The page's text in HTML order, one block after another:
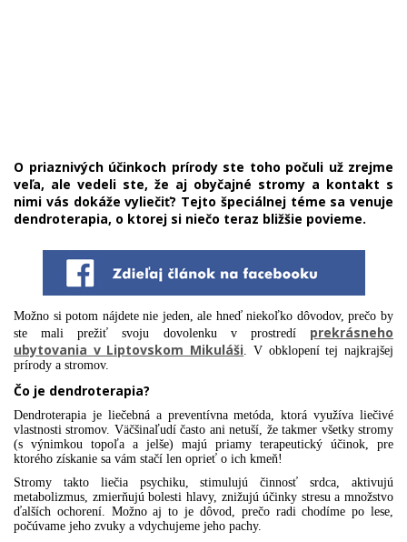
O priaznivých účinkoch prírody ste toho počuli už zrejme
veľa, ale vedeli ste, že aj obyčajné stromy a kontakt s
nimi vás dokáže vyliečiť? Tejto špeciálnej téme sa venuje
dendroterapia, o ktorej si niečo teraz bližšie povieme.
Možno si potom nájdete nie jeden, ale hneď niekoľko dôvodov, prečo by
ste mali prežiť svoju dovolenku v prostredí prekrásneho
ubytovania v Liptovskom Mikuláši. V obklopení tej najkrajšej
prírody a stromov.
Čo je dendroterapia?
Dendroterapia je liečebná a preventívna metóda, ktorá využíva liečivé
vlastnosti stromov. Väčšinaľudíčasto ani netuší, že takmer všetky stromy
(s výnimkou topoľa a jelše) majú priamy terapeutický účinok, pre
ktorého získanie sa vám stačí len oprieť o ich kmeň!
Stromy takto liečia psychiku, stimulujú činnosť srdca, aktivujú
metabolizmus, zmierňujú bolesti hlavy, znižujú účinky stresu a množstvo
ďalších ochorení. Možnoaj toje dôvod, prečo radi chodíme po lese,
počúvame jeho zvuky a vdychujeme jeho pachy.